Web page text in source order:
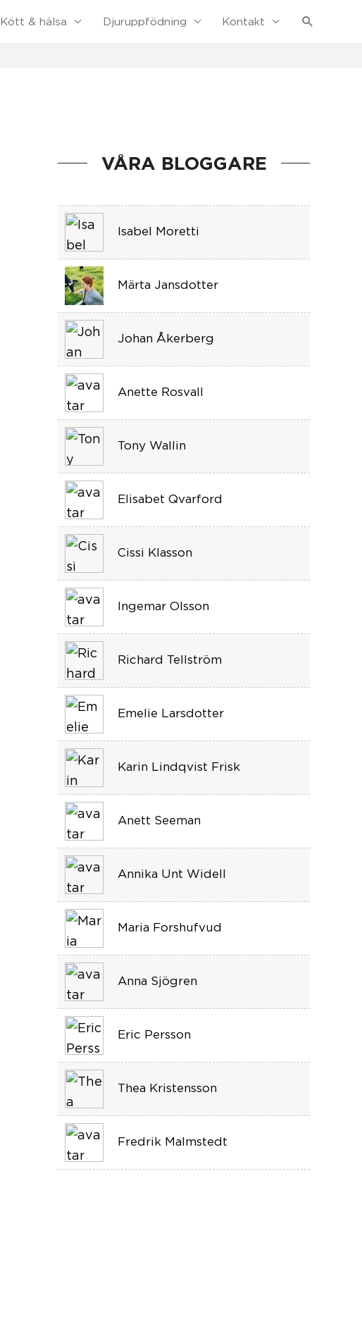
Kött & hälsa Djuruppfödning Kontakt Sök
VÅRA BLOGGARE
Isabel Moretti
Märta Jansdotter
Johan Åkerberg
Anette Rosvall
Tony Wallin
Elisabet Qvarford
Cissi Klasson
Ingemar Olsson
Richard Tellström
Emelie Larsdotter
Karin Lindqvist Frisk
Anett Seeman
Annika Unt Widell
Maria Forshufvud
Anna Sjögren
Eric Persson
Thea Kristensson
Fredrik Malmstedt